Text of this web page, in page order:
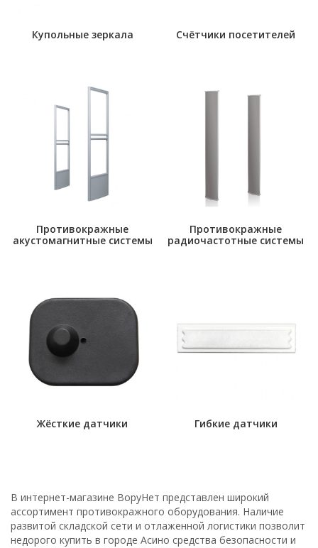
Купольные зеркала Счётчики посетителей
Противокражные
акустомагнитные системы
Противокражные
радиочастотные системы
Жёсткие датчики Гибкие датчики
В интернет-магазине ВоруНет представлен широкий
ассортимент противокражного оборудования. Наличие
развитой складской сети и отлаженной логистики позволит
недорого купить в городе Асино средства безопасности и